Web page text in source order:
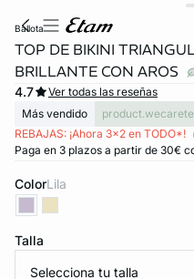
INVISIBLE
ballota
TOP DE BIKINI
BRILLANTE CON AROS
4.7
Ver todas las reseñas
Más vendido
REBAJAS: ¡Ahora 3x2 en TODO*!
Paga en 3 plazos a partir de 30€
Color lila
Talla
Selecciona tu talla